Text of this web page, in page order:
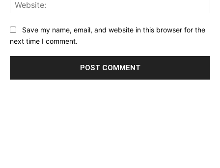
Save my name, email, and website in this browser for the
next time I comment.